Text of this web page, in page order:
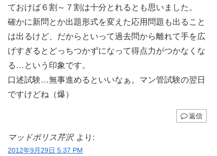
ておけば６割～７割は十分とれるとも思いました。
確かに新問とか出題形式を変えた応用問題も出ること
は出るけど、だからといって過去問から離れて手を広
げすぎるとどっちつかずになって得点力がつかなくな
る…という印象です。
口述試験…無事進めるといいなぁ。マン管試験の翌日
ですけどね（爆）
返信
マッドポリス芹沢 より:
2012年9月29日 5:37 PM